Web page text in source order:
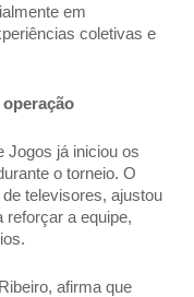
em
coletivas e
Jogos já iniciou os
o torneio. O
televisores, ajustou
reforçar a equipe,
afirma que